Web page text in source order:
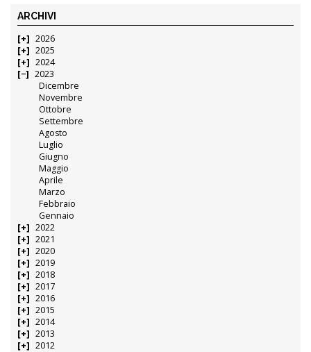
ARCHIVI
2026
2025
2024
2023
Dicembre
Novembre
Ottobre
Settembre
Agosto
Luglio
Giugno
Maggio
Aprile
Marzo
Febbraio
Gennaio
2022
2021
2020
2019
2018
2017
2016
2015
2014
2013
2012